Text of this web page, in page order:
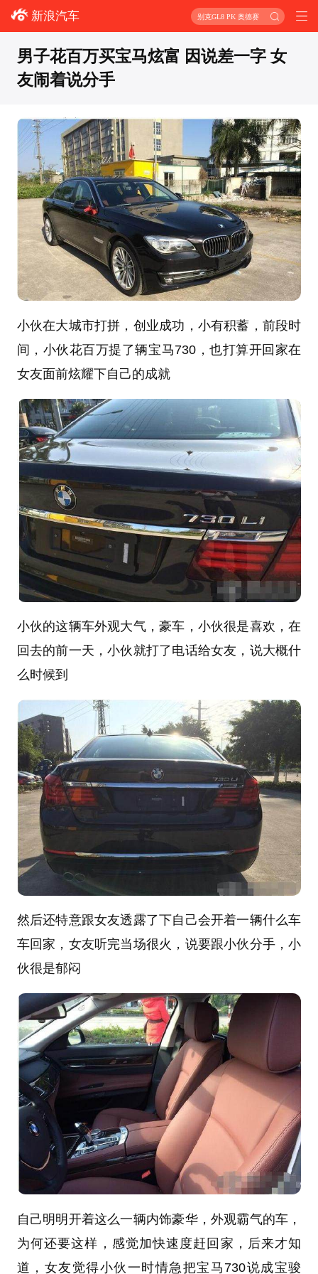
新浪汽车 别克GL8 PK 奥德赛
男子花百万买宝马炫富 因说差一字 女
友闹着说分手
小伙在大城市打拼，创业成功，小有积蓄，前段时
间，小伙花百万提了辆宝马730，也打算开回家在
女友面前炫耀下自己的成就
小伙的这辆车外观大气，豪车，小伙很是喜欢，在
回去的前一天，小伙就打了电话给女友，说大概什
么时候到
然后还特意跟女友透露了下自己会开着一辆什么车
车回家，女友听完当场很火，说要跟小伙分手，小
伙很是郁闷
自己明明开着这么一辆内饰豪华，外观霸气的车，
为何还要这样，感觉加快速度赶回家，后来才知
道，女友觉得小伙一时情急把宝马730说成宝骏